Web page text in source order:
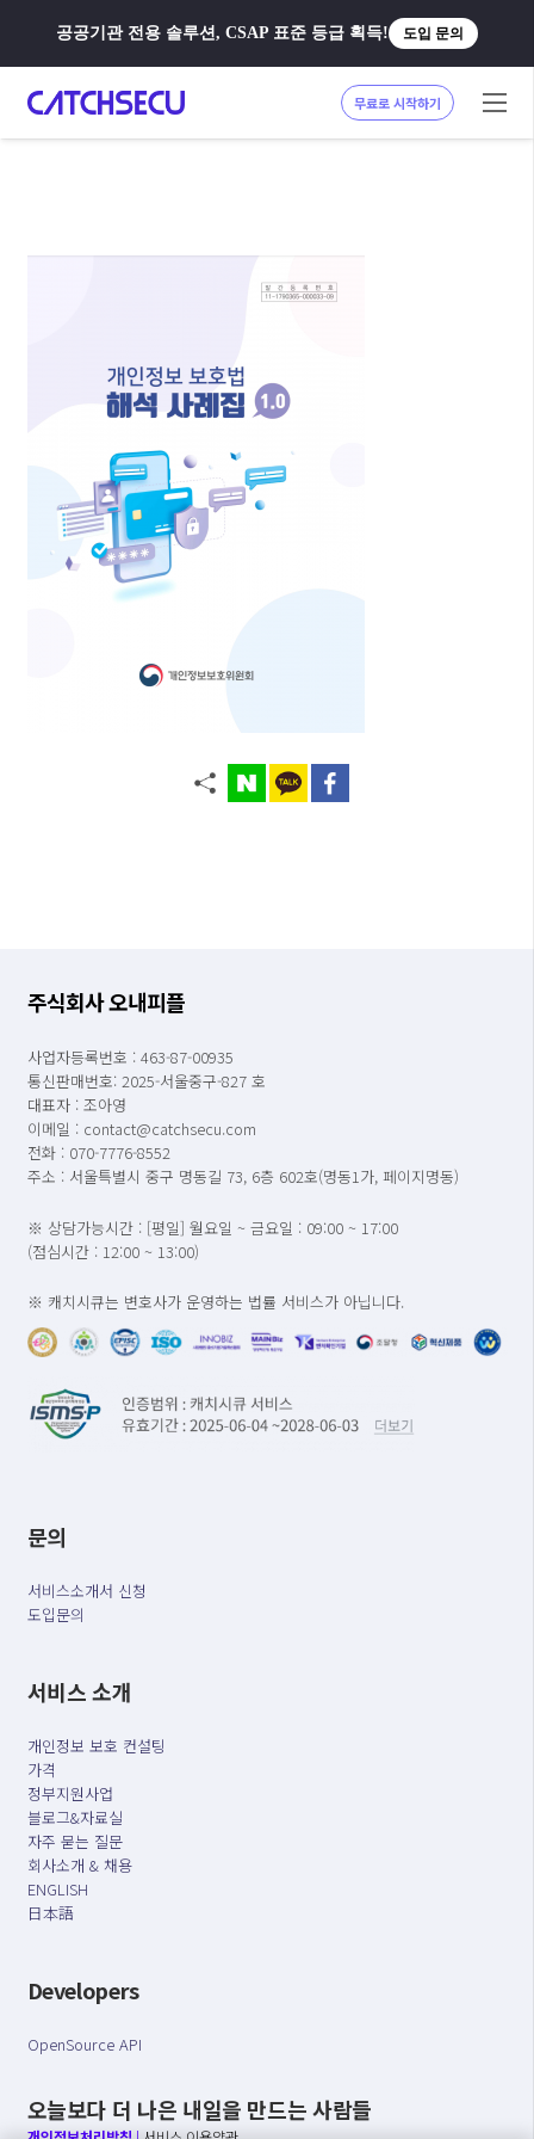
공공기관 전용 솔루션, CSAP 표준 등급 획득! 도입 문의
무료로 시작하기
주식회사 오내피플
사업자등록번호 : 463-87-00935
통신판매번호: 2025-서울중구-827 호
대표자 : 조아영
이메일 : contact@catchsecu.com
전화 : 070-7776-8552
주소 : 서울특별시 중구 명동길 73, 6층 602호(명동1가, 페이지명동)
※ 상담가능시간 : [평일] 월요일 ~ 금요일 : 09:00 ~ 17:00
(점심시간 : 12:00 ~ 13:00)
※ 캐치시큐는 변호사가 운영하는 법률 서비스가 아닙니다.
문의
서비스소개서 신청
도입문의
서비스 소개
개인정보 보호 컨설팅
가격
정부지원사업
블로그&자료실
자주 묻는 질문
회사소개 & 채용
ENGLISH
日本語
Developers
OpenSource API
오늘보다 더 나은 내일을 만드는 사람들